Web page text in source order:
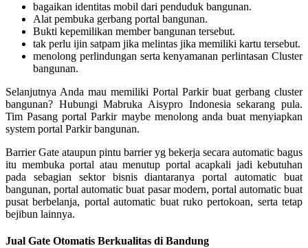
bagaikan identitas mobil dari penduduk bangunan.
Alat pembuka gerbang portal bangunan.
Bukti kepemilikan member bangunan tersebut.
tak perlu ijin satpam jika melintas jika memiliki kartu tersebut.
menolong perlindungan serta kenyamanan perlintasan Cluster
bangunan.
Selanjutnya Anda mau memiliki Portal Parkir buat gerbang cluster
bangunan? Hubungi Mabruka Aisypro Indonesia sekarang pula.
Tim Pasang portal Parkir maybe menolong anda buat menyiapkan
system portal Parkir bangunan.
Barrier Gate ataupun pintu barrier yg bekerja secara automatic bagus
itu membuka portal atau menutup portal acapkali jadi kebutuhan
pada sebagian sektor bisnis diantaranya portal automatic buat
bangunan, portal automatic buat pasar modern, portal automatic buat
pusat berbelanja, portal automatic buat ruko pertokoan, serta tetap
bejibun lainnya.
Jual Gate Otomatis Berkualitas di Bandung